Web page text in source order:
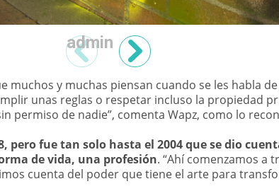
admin
y muchas piensan cuando se les habla de
unas reglas o respetar incluso la propiedad
permiso de nadie”, comenta Wapz, como lo
pero fue tan solo hasta el 2004 que se dio
de vida, una profesión. “Ahí comenzamos a
cuenta del poder que tiene el arte para